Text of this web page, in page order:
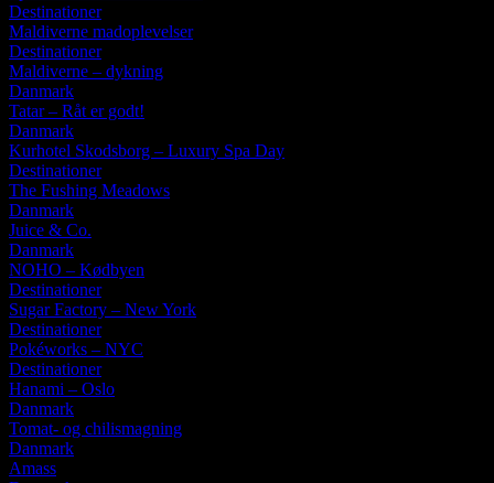
Destinationer
Maldiverne madoplevelser
Destinationer
Maldiverne – dykning
Danmark
Tatar – Råt er godt!
Danmark
Kurhotel Skodsborg – Luxury Spa Day
Destinationer
The Fushing Meadows
Danmark
Juice & Co.
Danmark
NOHO – Kødbyen
Destinationer
Sugar Factory – New York
Destinationer
Pokéworks – NYC
Destinationer
Hanami – Oslo
Danmark
Tomat- og chilismagning
Danmark
Amass